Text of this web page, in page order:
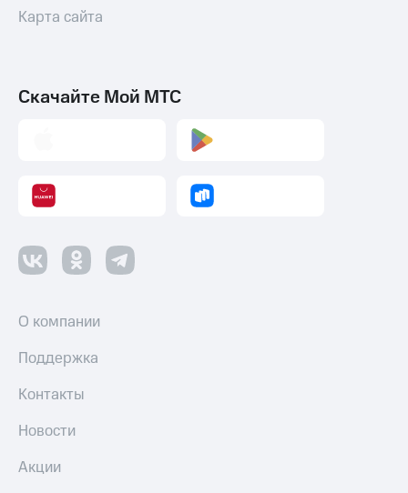
Карта сайта
Скачайте Мой МТС
О компании
Поддержка
Контакты
Новости
Акции